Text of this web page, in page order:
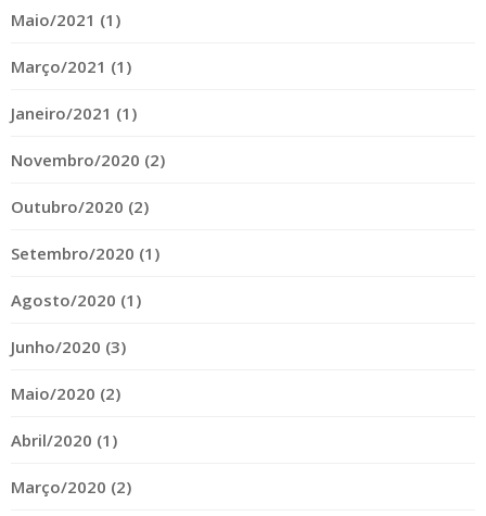
Maio/2021 (1)
Março/2021 (1)
Janeiro/2021 (1)
Novembro/2020 (2)
Outubro/2020 (2)
Setembro/2020 (1)
Agosto/2020 (1)
Junho/2020 (3)
Maio/2020 (2)
Abril/2020 (1)
Março/2020 (2)